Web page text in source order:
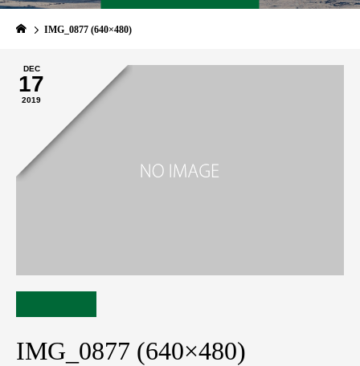
IMG_0877 (640×480)
DEC
17
2019
IMG_0877 (640×480)